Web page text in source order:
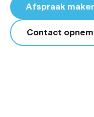
Afspraak
Contact